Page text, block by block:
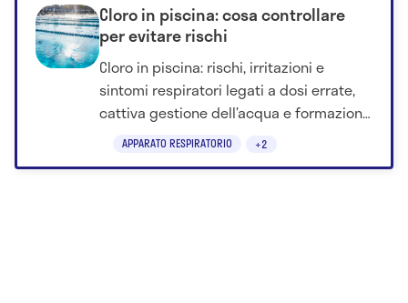
APPARATO RESPIRATORIO +2
Cloro in piscina: cosa controllare
per evitare rischi
Cloro in piscina: rischi, irritazioni e
sintomi respiratori legati a dosi errate,
cattiva gestione dell’acqua e formazione
di clorammine.